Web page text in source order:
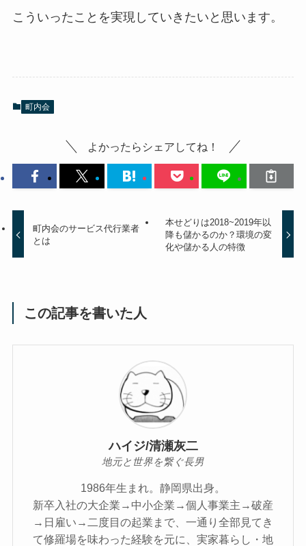
こういったことを実現していきたいと思います。
町内会
よかったらシェアしてね！
町内会のサービス代行業者
とは
本せどりは2018~2019年以
降も儲かるのか？環境の変
化や儲かる人の特徴
この記事を書いた人
ハイジ/清瀬灰二
地元と世界を繋ぐ長男
1986年生まれ。静岡県出身。
新卒入社の大企業→中小企業→個人事業主→破産
→日雇い→二度目の起業まで、一通り全部見てき
て修羅場を味わった経験を元に、実家暮らし・地